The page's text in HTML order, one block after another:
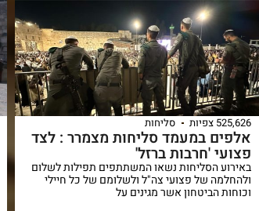
525,626 צפיות סליחות
אלפים במעמד סליחות מצמרר : לצד
פצועי 'חרבות ברזל'
באירוע הסליחות נשאו המשתתפים תפילות לשלום
ולהחלמה של פצועי צה"ל ולשלומם של כל חיילי
וכוחות הביטחון אשר מגינים על